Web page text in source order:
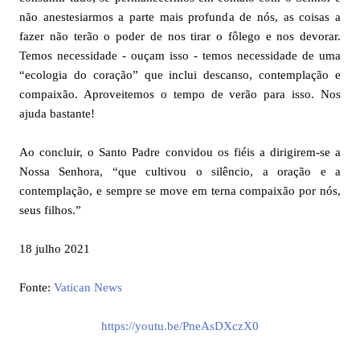
não anestesiarmos a parte mais profunda de nós, as coisas a
fazer não terão o poder de nos tirar o fôlego e nos devorar.
Temos necessidade - ouçam isso - temos necessidade de uma
“ecologia do coração” que inclui descanso, contemplação e
compaixão. Aproveitemos o tempo de verão para isso. Nos
ajuda bastante!
Ao concluir, o Santo Padre convidou os fiéis a dirigirem-se a
Nossa Senhora, “que cultivou o silêncio, a oração e a
contemplação, e sempre se move em terna compaixão por nós,
seus filhos.”
18 julho 2021
Fonte: Vatican News
https://youtu.be/PneAsDXczX0